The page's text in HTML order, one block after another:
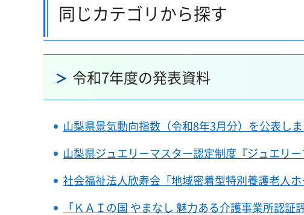
同じカテゴリから探す
令和7年度の発表資料
山梨県景気動向指数（令和8年3月分）を公表し
山梨県ジュエリーマスター認定制度『ジュエリ
社会福祉法人欣寿会「地域密着型特別養護老人
「ＫＡＩの国 やまなし 魅力ある介護事業所認